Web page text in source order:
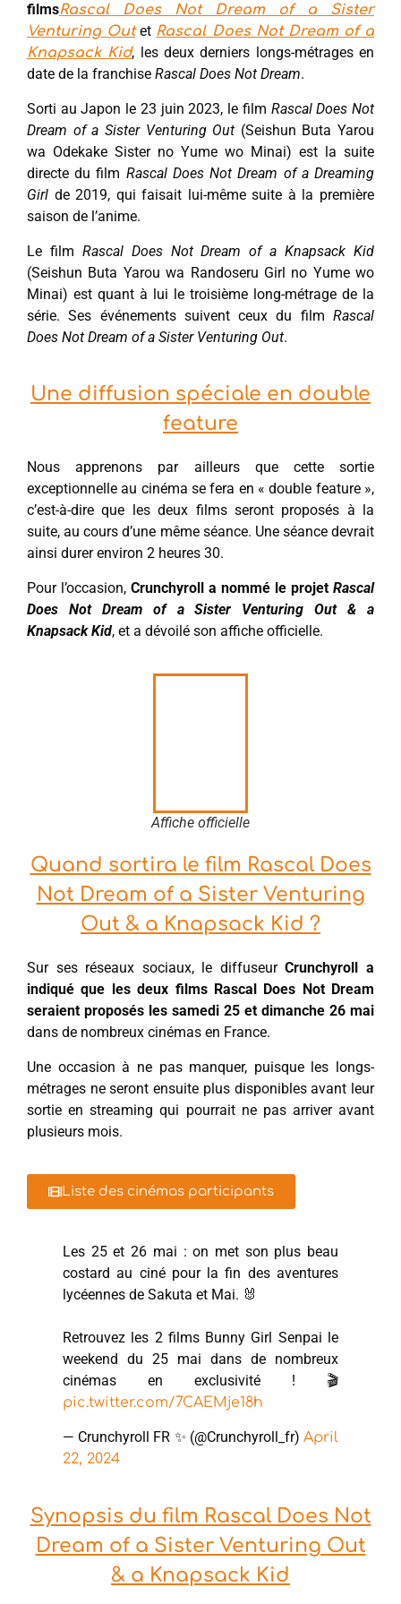
filmsRascal Does Not Dream of a Sister
Venturing Outet Rascal Does Not Dream of a
Knapsack Kid, les deux derniers longs-métrages en
date de la franchise Rascal Does Not Dream.
Sorti au Japon le 23 juin 2023, le film Rascal Does Not
Dream of a Sister Venturing Out (Seishun Buta Yarou
wa Odekake Sister no Yume wo Minai) est la suite
directe du film Rascal Does Not Dream of a Dreaming
Girl de 2019, qui faisait lui-même suite à la première
saison de l’anime.
Le film Rascal Does Not Dream of a Knapsack Kid
(Seishun Buta Yarou wa Randoseru Girl no Yume wo
Minai) est quant à lui le troisième long-métrage de la
série. Ses événements suivent ceux du film Rascal
Does Not Dream of a Sister Venturing Out.
Une diffusion spéciale en double
feature
Nous apprenons par ailleurs que cette sortie
exceptionnelle au cinéma se fera en « double feature »,
c’est-à-dire que les deux films seront proposés à la
suite, au cours d’une même séance. Une séance devrait
ainsi durer environ 2 heures 30.
Pour l’occasion, Crunchyroll a nommé le projet Rascal
Does Not Dream of a Sister Venturing Out & a
Knapsack Kid, et a dévoilé son affiche officielle.
Affiche officielle
Quand sortira le film Rascal Does
Not Dream of a Sister Venturing
Out & a Knapsack Kid ?
Sur ses réseaux sociaux, le diffuseurCrunchyroll a
indiqué que les deux films Rascal Does Not Dream
seraient proposés les samedi 25 et dimanche 26 mai
dans de nombreux cinémas en France.
Une occasion à ne pas manquer, puisque les longs-
métrages ne seront ensuite plus disponibles avant leur
sortie en streaming qui pourrait ne pas arriver avant
plusieurs mois.
Liste des cinémas participants
Les 25 et 26 mai : on met son plus beau
costard au ciné pour la fin des aventures
lycéennes de Sakuta et Mai. 🐰
Retrouvez les 2 films Bunny Girl Senpai le
weekend du 25 mai dans de nombreux
cinémas en exclusivité ! 🎬
pic.twitter.com/7CAEMje18h
— Crunchyroll FR ✨ (@Crunchyroll_fr) April
22, 2024
Synopsis du film Rascal Does Not
Dream of a Sister Venturing Out
& a Knapsack Kid